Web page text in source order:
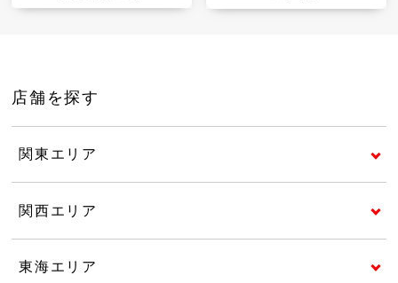
店舗を探す
関東エリア
関西エリア
東海エリア